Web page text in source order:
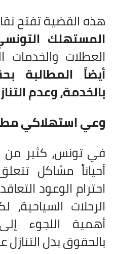
هذه القضية تفتح
المستهلك
العطلات والخدمات
أيضاً المطالبة
بالخدمة، وعدم
وعي استهلاكي
في تونس، كثير من
أحياناً مشاكل
احترام الوعود
الرحلات
أهمية اللجوء
بالحقوق بدل التنازل